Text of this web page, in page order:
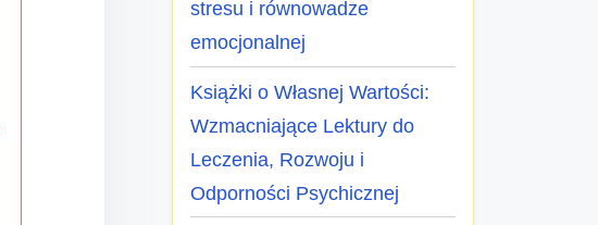
stresu i równowadze
emocjonalnej
Książki o Własnej Wartości:
Wzmacniające Lektury do
Leczenia, Rozwoju i
Odporności Psychicznej